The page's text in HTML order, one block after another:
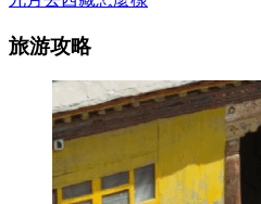
旅游攻略